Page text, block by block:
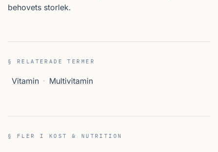
behovets storlek.
§ RELATERADE TERMER
Vitamin · Multivitamin
§ FLER I KOST & NUTRITION